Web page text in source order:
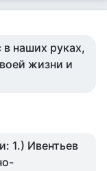
наших руках,
жизни и
1.) Ивентьев